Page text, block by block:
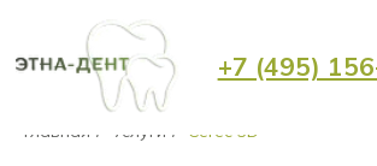
+7 (495) 156-08-08
Главная / Услуги / Cerec 3D